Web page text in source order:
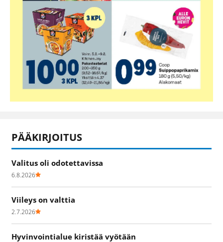
PÄÄKIRJOITUS
Valitus oli odotettavissa
6.8.2026
Viileys on valttia
2.7.2026
Hyvinvointialue kiristää vyötään